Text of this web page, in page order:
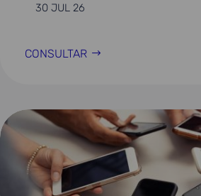
30 JUL 26
CONSULTAR